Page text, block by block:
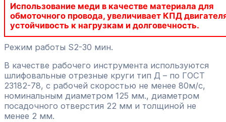
Использование меди в качестве материала для
обмоточного провода, увеличивает КПД
устойчивость к нагрузкам и долговечность.
Режим работы S2-30 мин.
В качестве рабочего инструмента используются
шлифовальные отрезные круги тип Д – по ГОСТ
23182-78, с рабочей скоростью не менее 80м/с,
номинальным диаметром 125 мм., диаметром
посадочного отверстия 22 мм и толщиной не
менее 2 мм.